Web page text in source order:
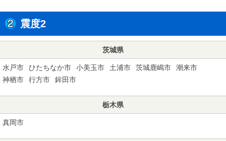
震度2
茨城県
水戸市 ひたちなか市 小美玉市 土浦市 茨城鹿嶋市
潮来市
神栖市
行方市 鉾田市
栃木県
真岡市